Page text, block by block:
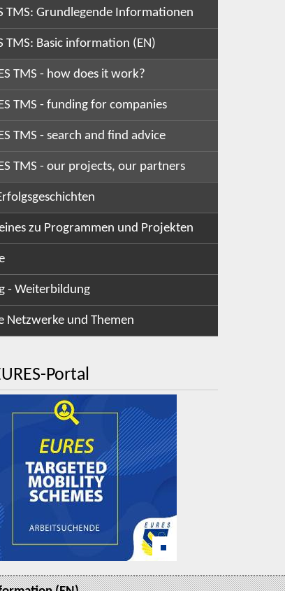
TMS: Grundlegende Informationen
TMS: Basic information (EN)
TMS - how does it work?
TMS - funding for companies
TMS - search and find advice
TMS - our projects, our partners
zu Programmen und Projekten
- Weiterbildung
Netzwerke und Themen
Portal